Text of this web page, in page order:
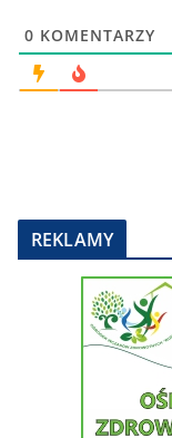
0 KOMENTARZY
REKLAMY